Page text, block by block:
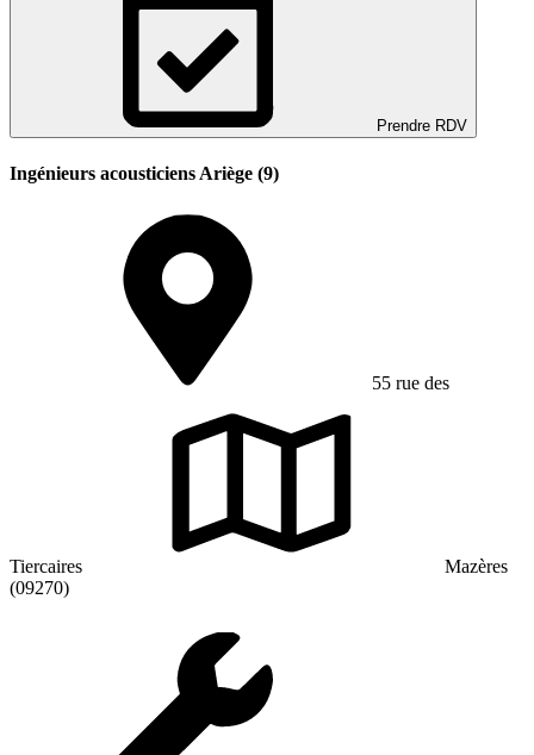
Prendre RDV
Ingénieurs acousticiens Ariège (9)
55 rue des
Tiercaires
Mazères
(09270)